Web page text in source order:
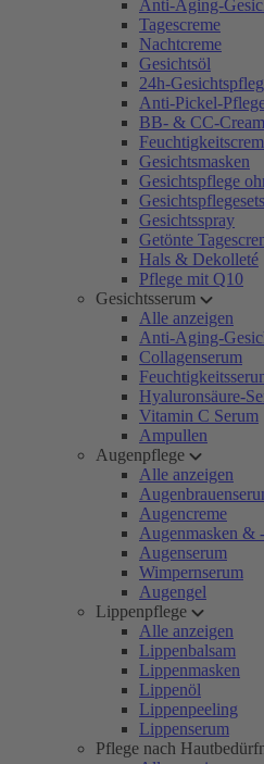
Anti-Aging-
Tagescreme
Nachtcreme
Gesichtsöl
24h-
Anti-Pickel-
BB- & CC-Cream
Gesichtsmasken
Gesichtspflege
Gesichtspflegesets
Gesichtsspray
Getönte
Hals & Dekolleté
Pflege mit Q10
Gesichtsserum
Alle anzeigen
Anti-Aging-
Collagenserum
Hyaluronsäure-
Vitamin C Serum
Ampullen
Augenpflege
Alle anzeigen
Augencreme
Augenmasken &
Augenserum
Wimpernserum
Augengel
Lippenpflege
Alle anzeigen
Lippenbalsam
Lippenmasken
Lippenöl
Lippenpeeling
Lippenserum
Pflege nach